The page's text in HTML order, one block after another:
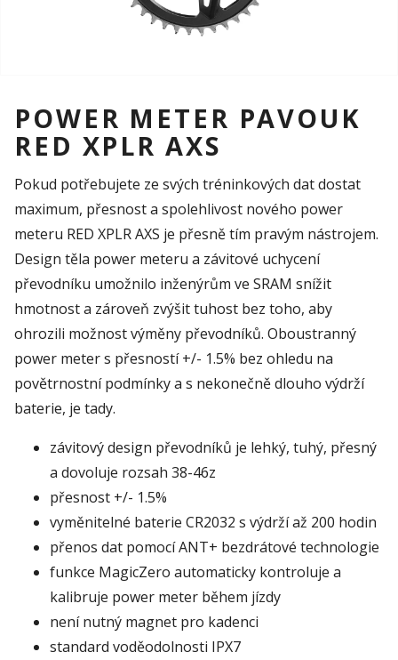
POWER METER PAVOUK
RED XPLR AXS
Pokud potřebujete ze svých tréninkových dat dostat
maximum, přesnost a spolehlivost nového power
meteru RED XPLR AXS je přesně tím pravým nástrojem.
Design těla power meteru a závitové uchycení
převodníku umožnilo inženýrům ve SRAM snížit
hmotnost a zároveň zvýšit tuhost bez toho, aby
ohrozili možnost výměny převodníků. Oboustranný
power meter s přesností +/- 1.5% bez ohledu na
povětrnostní podmínky a s nekonečně dlouho výdrží
baterie, je tady.
závitový design převodníků je lehký, tuhý, přesný
a dovoluje rozsah 38-46z
přesnost +/- 1.5%
vyměnitelné baterie CR2032 s výdrží až 200 hodin
přenos dat pomocí ANT+ bezdrátové technologie
funkce MagicZero automaticky kontroluje a
kalibruje power meter během jízdy
není nutný magnet pro kadenci
standard voděodolnosti IPX7